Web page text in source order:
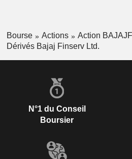
Bourse Actions
Action
Dérivés Bajaj Finserv Ltd.
N°1 du Conseil
Boursier